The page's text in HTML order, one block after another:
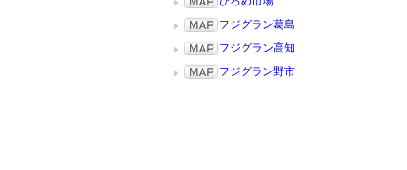
フジグラン葛島
フジグラン高知
フジグラン野市